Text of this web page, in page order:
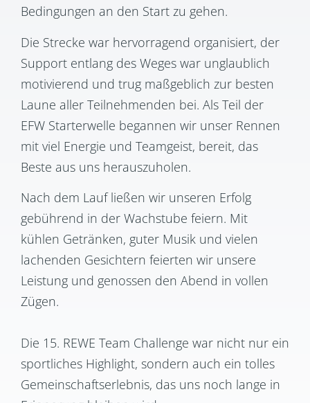
Bedingungen an den Start zu gehen.
Die Strecke war hervorragend organisiert, der
Support entlang des Weges war unglaublich
motivierend und trug maßgeblich zur besten
Laune aller Teilnehmenden bei. Als Teil der
EFW Starterwelle begannen wir unser Rennen
mit viel Energie und Teamgeist, bereit, das
Beste aus uns herauszuholen.
Nach dem Lauf ließen wir unseren Erfolg
gebührend in der Wachstube feiern. Mit
kühlen Getränken, guter Musik und vielen
lachenden Gesichtern feierten wir unsere
Leistung und genossen den Abend in vollen
Zügen.
Die 15. REWE Team Challenge war nicht nur ein
sportliches Highlight, sondern auch ein tolles
Gemeinschaftserlebnis, das uns noch lange in